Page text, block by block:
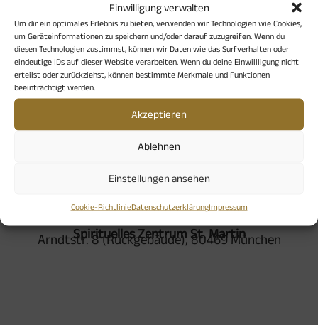
Einwilligung verwalten
Um dir ein optimales Erlebnis zu bieten, verwenden wir Technologien wie Cookies,
um Geräteinformationen zu speichern und/oder darauf zuzugreifen. Wenn du
diesen Technologien zustimmst, können wir Daten wie das Surfverhalten oder
eindeutige IDs auf dieser Website verarbeiten. Wenn du deine Einwillligung nicht
erteilst oder zurückziehst, können bestimmte Merkmale und Funktionen
beeinträchtigt werden.
Akzeptieren
Ablehnen
Einstellungen ansehen
Cookie-RichtlinieDatenschutzerklärungImpressum
Viele Kerzen brennen. Du kannst sitzen oder knien,
die Gesänge aus Taizé singen, Worte aus der Bibel
und von Frère Roger hören, schweigen und in der
Stille persönlich meditieren, füreinander beten,
Abendmahl/Eucharistie in schlichter Form feiern, in
die Nacht gehen mit einem Gesang im Herzen.
Veranstaltungsort
Spirituelles Zentrum St. Martin
Arndtstr. 8 (Rückgebäude), 80469 München